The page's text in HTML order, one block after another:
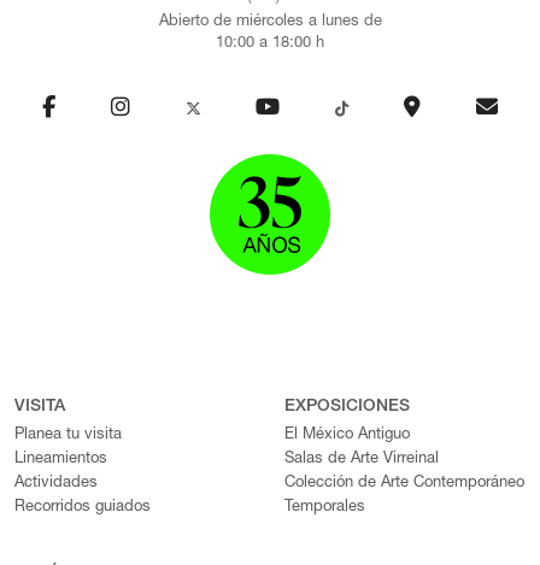
Abierto de miércoles a lunes de
10:00 a 18:00 h
VISITA
Planea tu visita
Lineamientos
Actividades
Recorridos guiados
EXPOSICIONES
El México Antiguo
Salas de Arte Virreinal
Colección de Arte Contemporáneo
Temporales